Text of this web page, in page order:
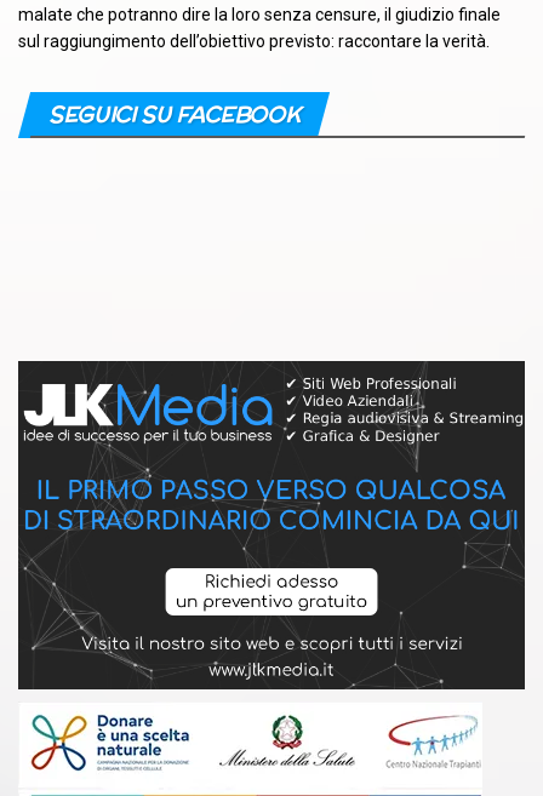
malate che potranno dire la loro senza censure, il giudizio finale
sul raggiungimento dell’obiettivo previsto: raccontare la verità.
SEGUICI SU FACEBOOK